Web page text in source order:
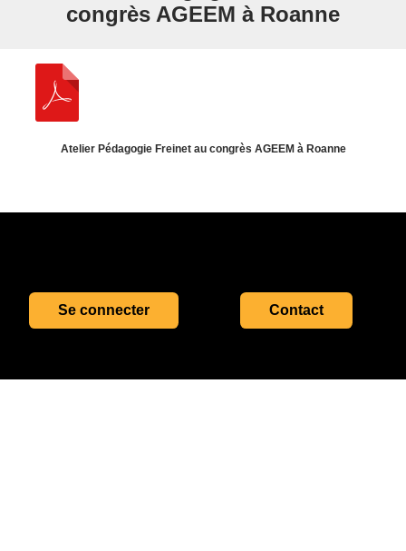
congrès AGEEM à Roanne
Atelier Pédagogie Freinet au congrès AGEEM à Roanne
Se connecter Contact